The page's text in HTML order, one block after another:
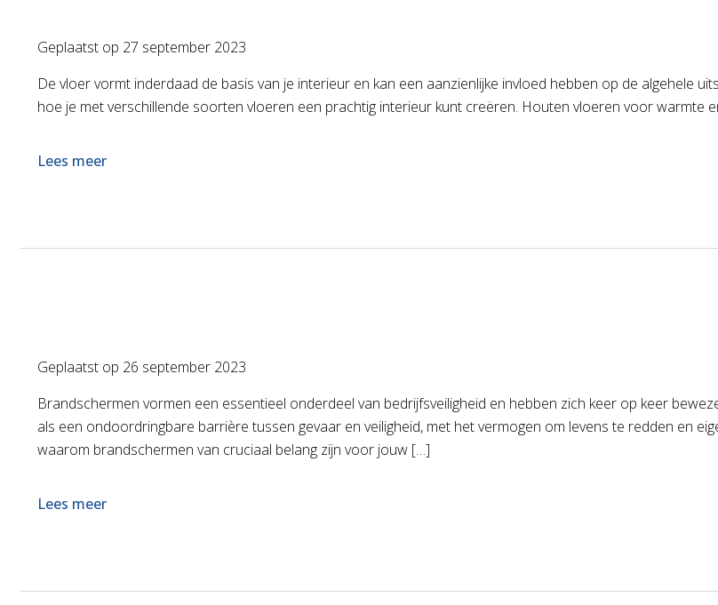
Geplaatst op 27 september 2023
De vloer vormt inderdaad de basis van je interieur en kan een aanzienlijke invloed hebben op de algehele
hoe je met verschillende soorten vloeren een prachtig interieur kunt creëren. Houten vloeren voor
Lees meer
Geplaatst op 26 september 2023
Brandschermen vormen een essentieel onderdeel van bedrijfsveiligheid en hebben zich keer op keer
als een ondoordringbare barrière tussen gevaar en veiligheid, met het vermogen om levens te redden en
waarom brandschermen van cruciaal belang zijn voor jouw […]
Lees meer